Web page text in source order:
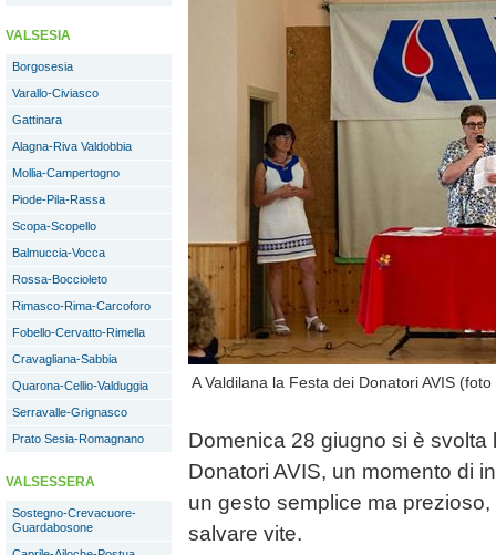
VALSESIA
Borgosesia
Varallo-Civiasco
Gattinara
Alagna-Riva Valdobbia
Mollia-Campertogno
Piode-Pila-Rassa
Scopa-Scopello
Balmuccia-Vocca
Rossa-Boccioleto
Rimasco-Rima-Carcoforo
Fobello-Cervatto-Rimella
Cravagliana-Sabbia
Quarona-Cellio-Valduggia
Serravalle-Grignasco
Prato Sesia-Romagnano
VALSESSERA
Sostegno-Crevacuore-
Guardabosone
A Valdilana la Festa dei Donatori AVIS
Domenica 28 giugno si è svolta
Donatori AVIS, un momento di
un gesto semplice ma
salvare vite.